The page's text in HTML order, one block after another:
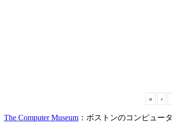
« ‹
The Computer Museum ：ボストンのコンピュー